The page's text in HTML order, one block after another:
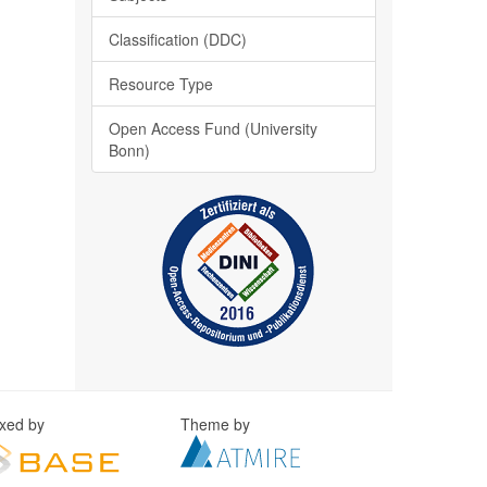
Classification (DDC)
Resource Type
Open Access Fund (University
Bonn)
by Theme by